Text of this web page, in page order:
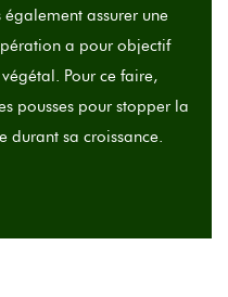
assurer une
a pour objectif
Pour ce faire,
pousses pour stopper la
sa croissance.